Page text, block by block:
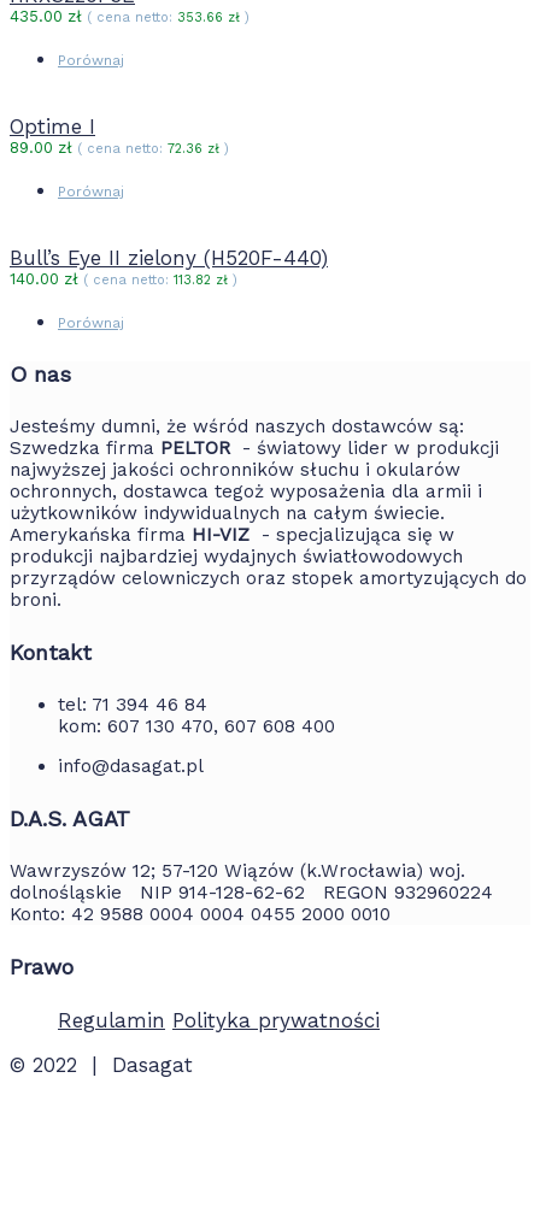
435.00 zł ( cena netto: 353.66 zł )
Porównaj
Optime I
89.00 zł ( cena netto: 72.36 zł )
Porównaj
Bull’s Eye II zielony (H520F-440)
140.00 zł ( cena netto: 113.82 zł )
Porównaj
O nas
Jesteśmy dumni, że wśród naszych dostawców są:
Szwedzka firma PELTOR- światowy lider w produkcji
najwyższej jakości ochronników słuchu i okularów
ochronnych, dostawca tegoż wyposażenia dla armii i
użytkowników indywidualnych na całym świecie.
Amerykańska firma HI-VIZ - specjalizująca się w
produkcji najbardziej wydajnych światłowodowych
przyrządów celowniczych oraz stopek amortyzujących do
broni.
Kontakt
tel: 71 394 46 84
kom: 607 130 470, 607 608 400
info@dasagat.pl
D.A.S. AGAT
Wawrzyszów 12; 57-120 Wiązów (k.Wrocławia) woj.
dolnośląskie NIP 914-128-62-62 REGON 932960224
Konto: 42 9588 0004 0004 0455 2000 0010
Prawo
Regulamin Polityka prywatności
© 2022 | Dasagat